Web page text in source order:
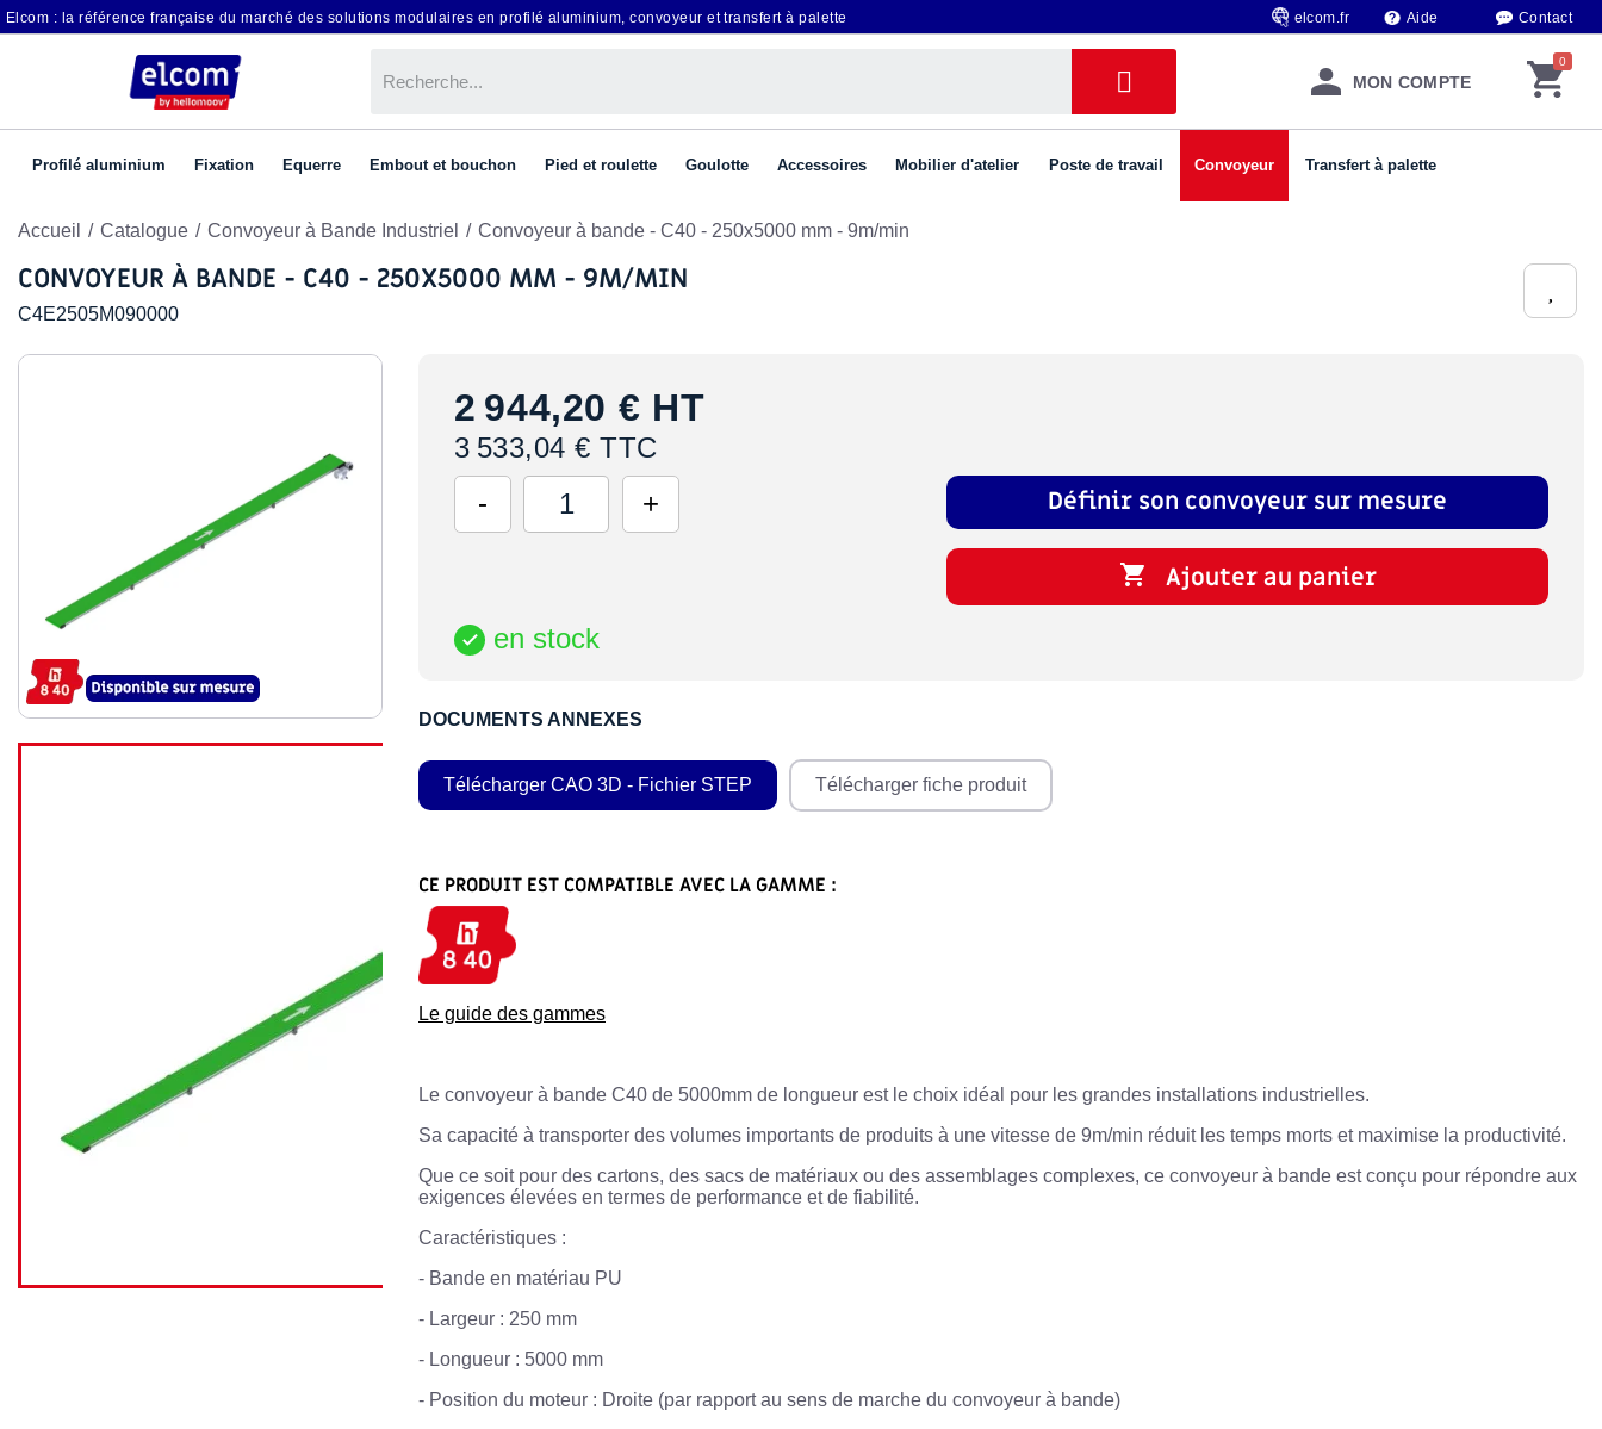
Elcom : la référence française du marché des solutions modulaires en profilé aluminium, convoyeur et transfert à palette elcom.fr Aide Contact
MON COMPTE
Profilé aluminium Fixation Equerre Embout et bouchon Pied et roulette Goulotte Accessoires Mobilier d'atelier Poste de travail Convoyeur Transfert à palette
Accueil Catalogue Convoyeur à Bande Industriel Convoyeur à bande - C40 - 250x5000 mm - 9m/min
CONVOYEUR À BANDE - C40 - 250X5000 MM - 9M/MIN
C4E2505M090000
2 944,20 € HT
3 533,04 € TTC
Définir son convoyeur sur mesure
 Ajouter au panier
 en stock
DOCUMENTS ANNEXES
Télécharger CAO 3D - Fichier STEP Télécharger fiche produit
CE PRODUIT EST COMPATIBLE AVEC LA GAMME :
Le guide des gammes
Le convoyeur à bande C40 de 5000mm de longueur est le choix idéal pour les grandes installations industrielles.
Sa capacité à transporter des volumes importants de produits à une vitesse de 9m/min réduit les temps morts et maximise la productivité.
Que ce soit pour des cartons, des sacs de matériaux ou des assemblages complexes, ce convoyeur à bande est conçu pour répondre aux
exigences élevées en termes de performance et de fiabilité.
Caractéristiques :
- Bande en matériau PU
- Largeur : 250 mm
- Longueur : 5000 mm
- Position du moteur : Droite (par rapport au sens de marche du convoyeur à bande)